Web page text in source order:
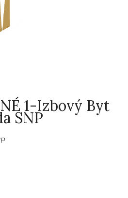
1-Izbový Byt
SNP